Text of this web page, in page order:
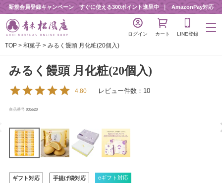
新規会員登録キャンペーン すぐに使える300ポイント進呈中 AmazonPay対応
ログイン カート LINE登録
TOP 和菓子 みるく饅頭 月化粧(20個入)
みるく饅頭 月化粧(20個入)
4.80 レビュー件数：10
商品番号 035620
ギフト対応 手提げ袋対応 eギフト対応